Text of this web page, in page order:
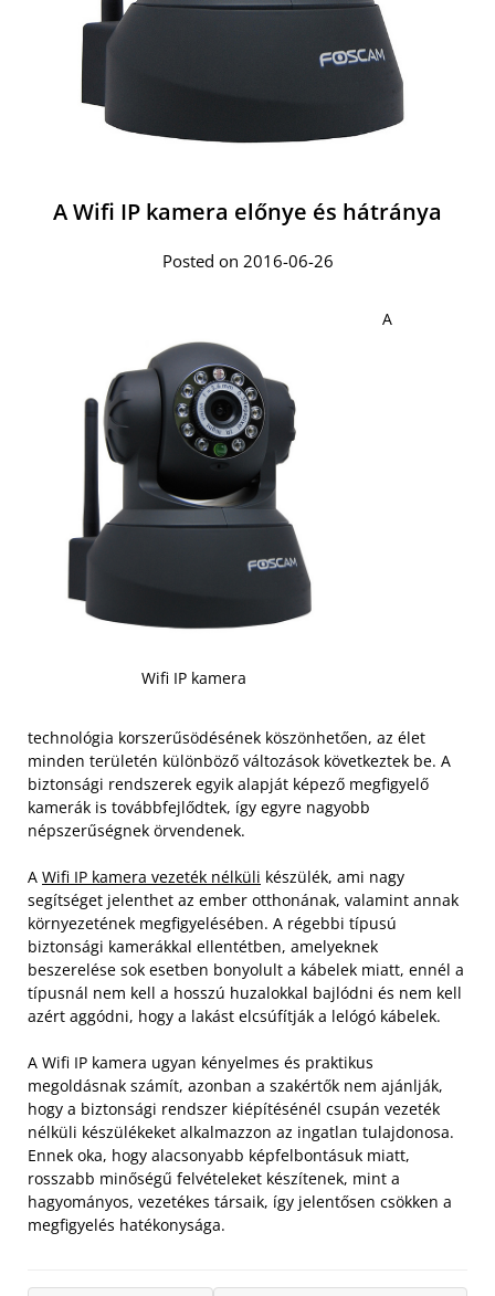
A Wifi IP kamera előnye és hátránya
Posted on 2016-06-26
Wifi IP kamera
A
technológia korszerűsödésének köszönhetően, az élet
minden területén különböző változások következtek be. A
biztonsági rendszerek egyik alapját képező megfigyelő
kamerák is továbbfejlődtek, így egyre nagyobb
népszerűségnek örvendenek.
A Wifi IP kamera vezeték nélküli készülék, ami nagy
segítséget jelenthet az ember otthonának, valamint annak
környezetének megfigyelésében. A régebbi típusú
biztonsági kamerákkal ellentétben, amelyeknek
beszerelése sok esetben bonyolult a kábelek miatt, ennél a
típusnál nem kell a hosszú huzalokkal bajlódni és nem kell
azért aggódni, hogy a lakást elcsúfítják a lelógó kábelek.
A Wifi IP kamera ugyan kényelmes és praktikus
megoldásnak számít, azonban a szakértők nem ajánlják,
hogy a biztonsági rendszer kiépítésénél csupán vezeték
nélküli készülékeket alkalmazzon az ingatlan tulajdonosa.
Ennek oka, hogy alacsonyabb képfelbontásuk miatt,
rosszabb minőségű felvételeket készítenek, mint a
hagyományos, vezetékes társaik, így jelentősen csökken a
megfigyelés hatékonysága.